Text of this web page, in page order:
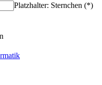
Platzhalter: Sternchen (*)